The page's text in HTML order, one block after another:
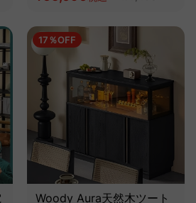
17％OFF
Woody Aura天然木ツート